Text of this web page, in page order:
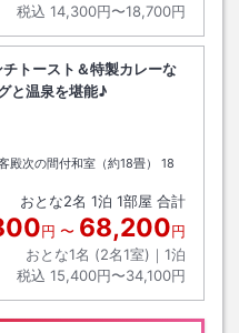
税込 14,300円〜18,700円
チトースト＆特製カレーな
と温泉を堪能♪
殿次の間付和室（約18畳）
18
おとな2名 1泊 1部屋 合計
円 〜 68,200円
おとな1名 (2名1室)｜ 1泊
税込 15,400円〜34,100円